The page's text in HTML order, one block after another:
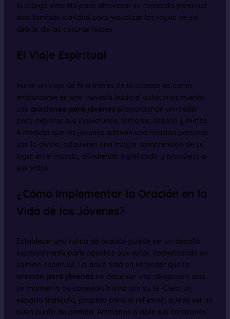
le otorgó valentía para atravesar su tormenta personal,
sino también claridad para visualizar los rayos de sol
detrás de las oscuras nubes.
El Viaje Espiritual
Iniciar un viaje de fe a través de la oración es como
embarcarse en una travesía hacia el autoconocimiento.
Las oraciones para jóvenesproporcionan un medio
para explorar sus inquietudes, temores, deseos y metas.
A medida que los jóvenes cultivan una relación personal
con lo divino, adquieren una mayor comprensión de su
lugar en el mundo, añadiendo significado y propósito a
sus vidas.
¿Cómo Implementar la Oración en la
Vida de los Jóvenes?
Establecer una rutina de oración puede ser un desafío,
especialmente para aquellos que están comenzando su
camino espiritual. La clave está en entender que la
oración para jóvenesno debe ser una obligación, sino
un momento de conexión íntima con su fe. Crear un
espacio tranquilo, propicio para la reflexión, puede ser un
buen punto de partida. Animarlos a abrir sus corazones,